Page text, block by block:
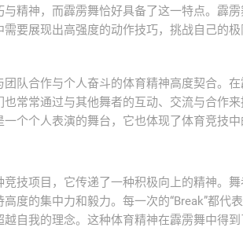
精神，而霹雳舞恰好具备了这一特点。霹
要展现出高强度的动作技巧，挑战自己的
队合作与个人奋斗的体育精神高度契合。
常常通过与其他舞者的互动、交流与合作
个个人表演的舞台，它也体现了体育竞技中
技项目，它传递了一种积极向上的精神。
度的集中力和毅力。每一次的“Break”都代
自我的理念。这种体育精神在霹雳舞中得